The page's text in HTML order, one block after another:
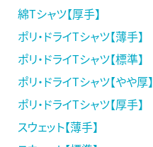
綿Tシャツ【厚手】
ポリ・ドライTシャツ【薄手】
ポリ・ドライTシャツ【標準】
ポリ・ドライTシャツ【やや厚】
ポリ・ドライTシャツ【厚手】
スウェット【薄手】